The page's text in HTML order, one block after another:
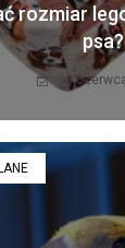
rozmiar
psa?
30